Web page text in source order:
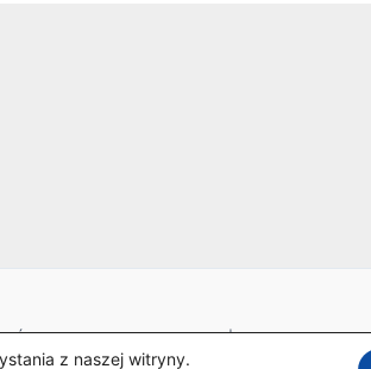
Świlcza;Tel: +48 504 601 681 | E-mail:
z naszej witryny.